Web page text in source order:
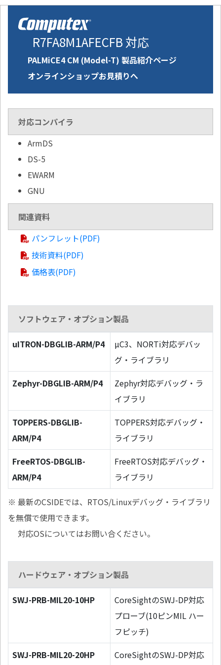
R7FA8M1AFECFB 対応
PALMiCE4 CM (Model-T) 製品紹介ページ
オンラインショップお見積りへ
対応コンパイラ
ArmDS
DS-5
EWARM
GNU
関連資料
パンフレット(PDF)
技術資料(PDF)
価格表(PDF)
ソフトウェア・オプション製品
uITRON-DBGLIB-ARM/P4
µC3、NORTi対応デバッ
グ・ライブラリ
Zephyr-DBGLIB-ARM/P4
Zephyr対応デバッグ・ラ
イブラリ
TOPPERS-DBGLIB-
ARM/P4
TOPPERS対応デバッグ・
ライブラリ
FreeRTOS-DBGLIB-
ARM/P4
FreeRTOS対応デバッグ・
ライブラリ
※ 最新のCSIDEでは、RTOS/Linuxデバッグ・ライブラリ
を無償で使用できます。
対応OSについてはお問い合ください。
ハードウェア・オプション製品
SWJ-PRB-MIL20-10HP
CoreSightのSWJ-DP対応
プローブ(10ピンMIL ハー
フピッチ)
SWJ-PRB-MIL20-20HP
CoreSightのSWJ-DP対応